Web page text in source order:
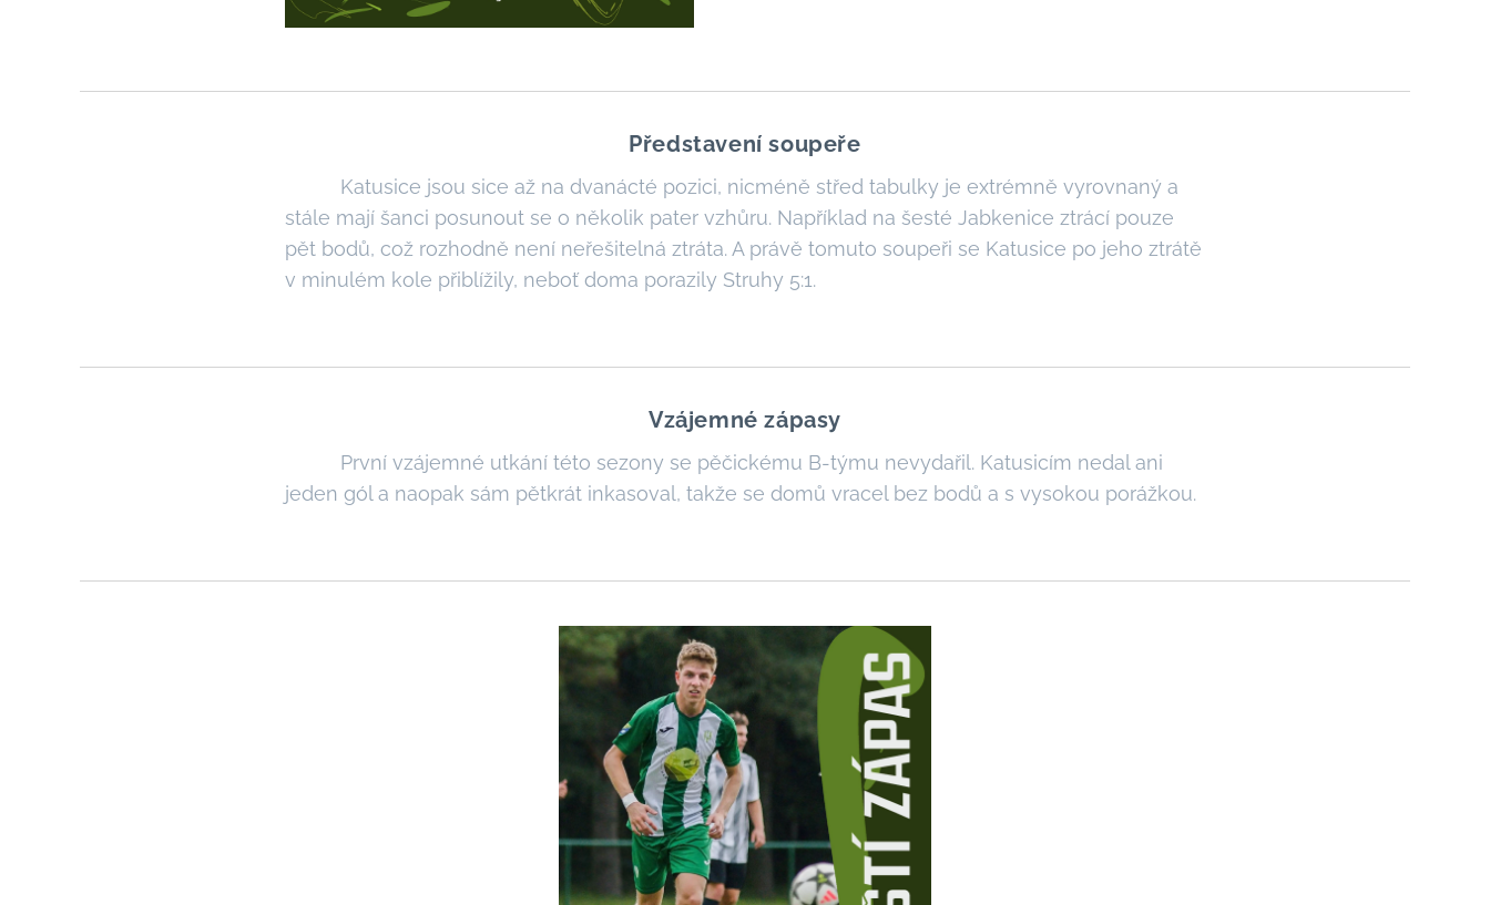
Představení soupeře
Katusice jsou sice až na dvanácté pozici, nicméně střed tabulky je extrémně vyrovnaný a
stále mají šanci posunout se o několik pater vzhůru. Například na šesté Jabkenice ztrácí pouze
pět bodů, což rozhodně není neřešitelná ztráta. A právě tomuto soupeři se Katusice po jeho ztrátě
v minulém kole přiblížily, neboť doma porazily Struhy 5:1.
Vzájemné zápasy
První vzájemné utkání této sezony se pěčickému B-týmu nevydařil. Katusicím nedal ani
jeden gól a naopak sám pětkrát inkasoval, takže se domů vracel bez bodů a s vysokou porážkou.